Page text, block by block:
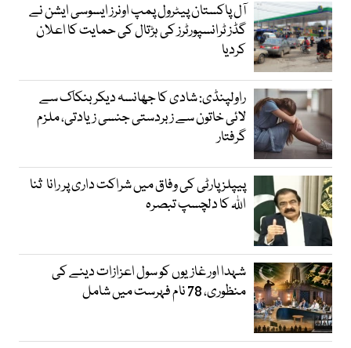
آل پاکستان پیٹرول پمپ اونرز ایسوسی ایشن نے
گڈز ٹرانسپورٹرز کی ہڑتال کی حمایت کا اعلان
کردیا
راولپنڈی: شادی کا جھانسہ دیکر بنکاک سے
لائی خاتون سے زبردستی جنسی زیادتی، ملزم
گرفتار
پیپلز پارٹی کی وفاق میں شراکت داری پر رانا ثنا
اللہ کا دلچسپ تبصرہ
شہدا اور غازیوں کو سول اعزازات دینے کی
منظوری، 78 نام فہرست میں شامل